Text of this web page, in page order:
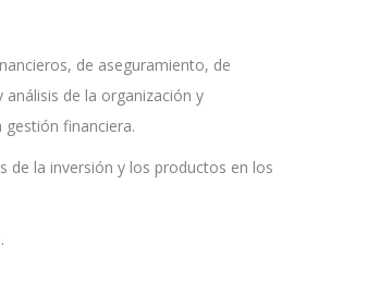
de aseguramiento, de
de la organización y
financiera.
de la inversión y los productos en los